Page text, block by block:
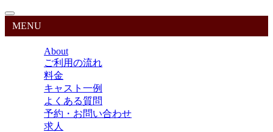
MENU
About
ご利用の流れ
料金
キャスト一例
よくある質問
予約・お問い合わせ
求人